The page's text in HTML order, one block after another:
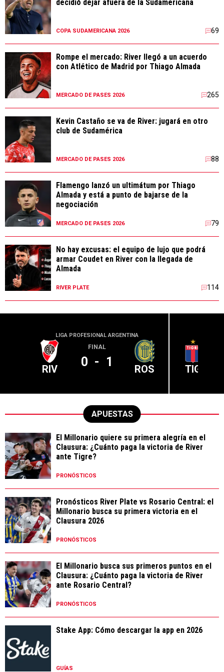
decidió dejar afuera de la Sudamericana
COPA SUDAMERICANA 2026 69
Rompe el mercado: River llegó a un acuerdo
con Atlético de Madrid por Thiago Almada
MERCADO DE PASES 2026 265
Kevin Castaño se va de River: jugará en otro
club de Sudamérica
MERCADO DE PASES 2026 88
Flamengo lanzó un ultimátum por Thiago
Almada y está a punto de bajarse de la
negociación
MERCADO DE PASES 2026 79
No hay excusas: el equipo de lujo que podrá
armar Coudet en River con la llegada de
Almada
RIVER PLATE 114
LIGA PROFESIONAL ARGENTINA
RIV
FINAL
0 - 1 ROS TIG
APUESTAS
El Millonario quiere su primera alegría en el
Clausura: ¿Cuánto paga la victoria de River
ante Tigre?
PRONÓSTICOS
Pronósticos River Plate vs Rosario Central: el
Millonario busca su primera victoria en el
Clausura 2026
PRONÓSTICOS
El Millonario busca sus primeros puntos en el
Clausura: ¿Cuánto paga la victoria de River
ante Rosario Central?
PRONÓSTICOS
Stake App: Cómo descargar la app en 2026
GUÍAS